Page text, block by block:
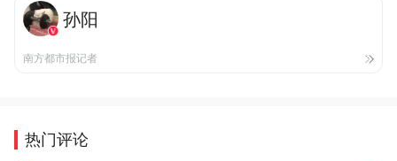
孙阳
南方都市报记者
热门评论